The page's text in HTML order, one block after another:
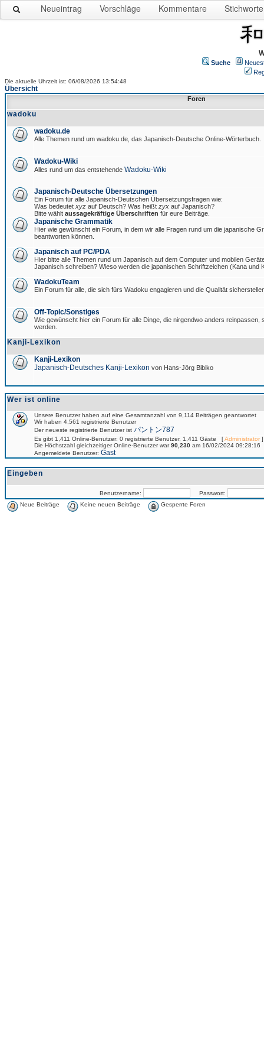
Neueintrag Vorschläge Kommentare Stichworte
Suche
Die aktuelle Uhrzeit ist: 06/08/2026 13:54:48
Übersicht
Foren
wadoku
wadoku.de
Alle Themen rund um wadoku.de, das Japanisch-Deutsche Online-Wörterbuch.
Wadoku-Wiki
Alles rund um das entstehende Wadoku-Wiki
Japanisch-Deutsche Übersetzungen
Ein Forum für alle Japanisch-Deutschen Übersetzungsfragen wie:
Was bedeutet xyz auf Deutsch? Was heißt zyx auf Japanisch?
Bitte wählt aussagekräftige Überschriften für eure Beiträge.
Japanische Grammatik
Hier wie gewünscht ein Forum, in dem wir alle Fragen rund um die japanische
beantworten können.
Japanisch auf PC/PDA
Hier bitte alle Themen rund um Japanisch auf dem Computer und mobilen
Japanisch schreiben? Wieso werden die japanischen Schriftzeichen (Kana und
WadokuTeam
Ein Forum für alle, die sich fürs Wadoku engagieren und die Qualität
Off-Topic/Sonstiges
Wie gewünscht hier ein Forum für alle Dinge, die nirgendwo anders reinpassen,
werden.
Kanji-Lexikon
Kanji-Lexikon
Japanisch-Deutsches Kanji-Lexikon von Hans-Jörg Bibiko
Wer ist online
Unsere Benutzer haben auf eine Gesamtanzahl von 9,114 Beiträgen geantwortet
Wir haben 4,561 registrierte Benutzer
Der neueste registrierte Benutzer ist パントン787
Es gibt 1,411 Online-Benutzer: 0 registrierte Benutzer, 1,411 Gäste [Administrator]
Die Höchstzahl gleichzeitiger Online-Benutzer war90,230 am 16/02/2024 09:28:16
Angemeldete Benutzer: Gast
Eingeben
Benutzername:
Passwort:
Neue Beiträge
Keine neuen Beiträge Gesperrte Foren